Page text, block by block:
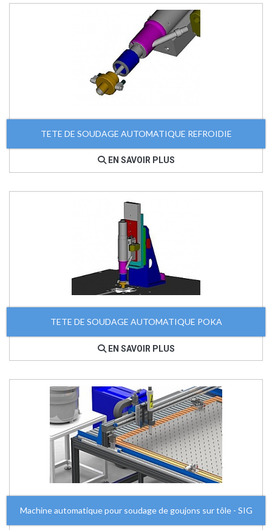
TETE DE SOUDAGE AUTOMATIQUE REFROIDIE
EN SAVOIR PLUS
TETE DE SOUDAGE AUTOMATIQUE POKA
EN SAVOIR PLUS
Machine automatique pour soudage de goujons sur tôle - SIG